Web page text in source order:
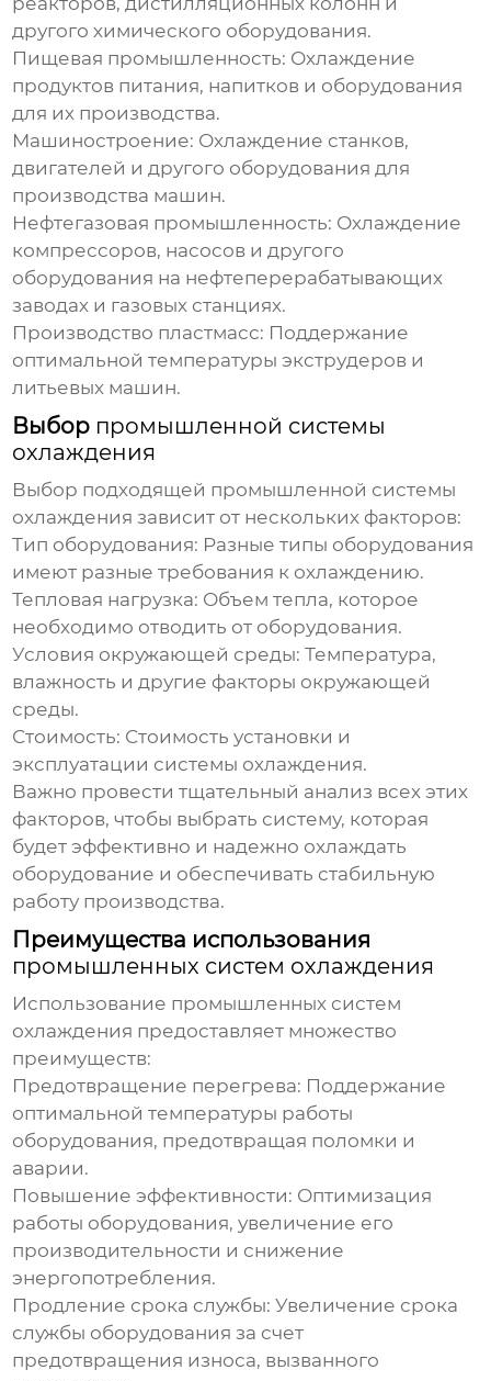
другого химического оборудования.
Пищевая промышленность: Охлаждение
продуктов питания, напитков и оборудования
для их производства.
Машиностроение: Охлаждение станков,
двигателей и другого оборудования для
производства машин.
Нефтегазовая промышленность: Охлаждение
компрессоров, насосов и другого
оборудования на нефтеперерабатывающих
заводах и газовых станциях.
Производство пластмасс: Поддержание
оптимальной температуры экструдеров и
литьевых машин.
Выбор промышленной системы
охлаждения
Выбор подходящей промышленной системы
охлаждения зависит от нескольких факторов:
Тип оборудования: Разные типы оборудования
имеют разные требования к охлаждению.
Тепловая нагрузка: Объем тепла, которое
необходимо отводить от оборудования.
Условия окружающей среды: Температура,
влажность и другие факторы окружающей
среды.
Стоимость: Стоимость установки и
эксплуатации системы охлаждения.
Важно провести тщательный анализ всех этих
факторов, чтобы выбрать систему, которая
будет эффективно и надежно охлаждать
оборудование и обеспечивать стабильную
работу производства.
Преимущества использования
промышленных систем охлаждения
Использование промышленных систем
охлаждения предоставляет множество
преимуществ:
Предотвращение перегрева: Поддержание
оптимальной температуры работы
оборудования, предотвращая поломки и
аварии.
Повышение эффективности: Оптимизация
работы оборудования, увеличение его
производительности и снижение
энергопотребления.
Продление срока службы: Увеличение срока
службы оборудования за счет
предотвращения износа, вызванного